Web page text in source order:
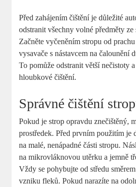
Před zahájením čištění je důležité
odstranit všechny volné předměty ze
Začněte vyčeněním stropu od
vysavače s nástavcem na čalounění
To pomůže odstranit větší nečistoty
hloubkové čištění.
Správné čištění
Pokud je strop opravdu znečištěný,
prostředek. Před prvním použitím je
na malé, nenápadné části stropu.
na mikrovláknovou utěrku a jemně
Vždy se pohybujte od středu
vzniku fleků. Pokud narazíte na